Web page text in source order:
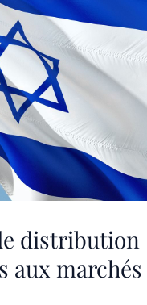
distribution
aux marchés